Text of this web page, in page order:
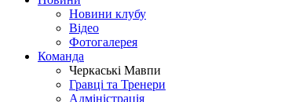
Новини клубу
Відео
Фотогалерея
Команда
Черкаські Мавпи
Гравці та Тренери
Адміністрація